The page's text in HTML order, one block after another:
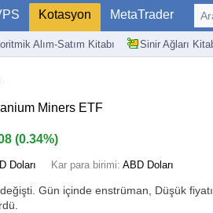
Kotasyon MetaTrader
Alım-Satım Kitabı Sinir Ağları
Miners ETF
(0.34%)
Doları Kar para birimi: ABD Doları
değişti. Gün içinde enstrüman, Düşük